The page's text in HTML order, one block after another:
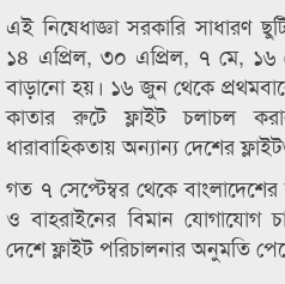
এই নিষেধাজ্ঞা সরকারি সাধারণ
১৪ এপ্রিল, ৩০ এপ্রিল, ৭ মে,
বাড়ানো হয়। ১৬ জুন থেকে
কাতার রুটে ফ্লাইট চলাচল
ধারাবাহিকতায় অন্যান্য দেশের
গত ৭ সেপ্টেম্বর থেকে
ও বাহরাইনের বিমান
দেশে ফ্লাইট পরিচালনার অনুমতি